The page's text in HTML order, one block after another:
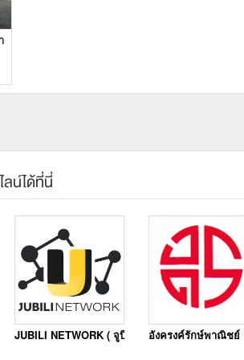
น์ได้ที่นี่
JUBILI NETWORK ( จูบิลี่ เน็ตเวิร์ค )อังครงค์รักษ์พาณิชย์